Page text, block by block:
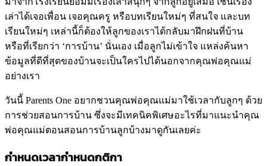
เล่าได้เจอเพื่อน เจอคุณครู หรือบทเรียนใหม่ๆ ที่สนใจ และบท
เรียนใหม่ๆ เหล่านี้ก็ต้องให้ลูกของเราได้กลับมาฝึกฝนที่บ้าน
หรือที่เรียกว่า ‘การบ้าน’ นั่นเอง เมื่อลูกไม่เข้าใจ แหล่งค้นหา
ข้อมูลที่ดีที่สุดของบ้านจะเป็นใครไปได้นอกจากคุณพ่อคุณแม่
อย่างเรา
วันนี้ Parents One อยากชวนคุณพ่อคุณแม่มาใช้เวลากับลูกๆ ด้วย
การช่วยสอนการบ้าน ซึ่งจะมีเทคนิคพิเศษอะไรที่มาแนะนำคุณ
พ่อคุณแม่ตอนสอนการบ้านลูกบ้างมาดูกันเลยค่ะ
กำหนดเวลากำหนดกติกา